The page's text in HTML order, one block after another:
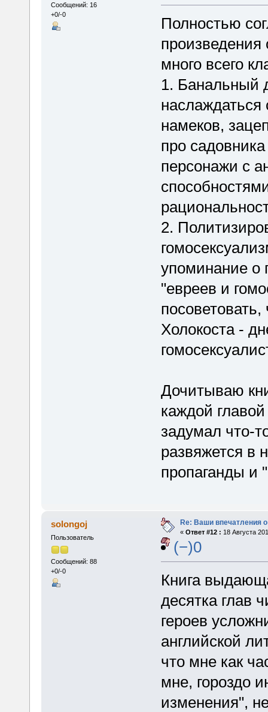
Сообщений: 16
+0/-0
Полностью
много всего
1. Банальный
намеков,
про
персонажи с
2.
упоминание о
"евреев и
Холокоста -
Дочитываю
каждой
задумал что-
развяжется в
пропаганды и
solongoj
Пользователь
Сообщений: 88
+0/-0
Re: Ваши впечатления о
« Ответ #12 : 18 Августа
(−)0
Книга
десятка глав
героев
английской
что мне как
мне, гороздо
изменения",